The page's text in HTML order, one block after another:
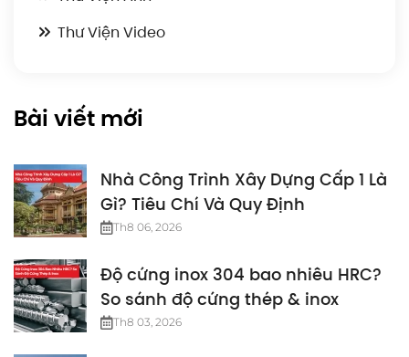
Thư Viện Video
Bài viết mới
Nhà Công Trình Xây Dựng Cấp 1 Là
Gì? Tiêu Chí Và Quy Định
Th8 06, 2026
Độ cứng inox 304 bao nhiêu HRC?
So sánh độ cứng thép & inox
Th8 03, 2026